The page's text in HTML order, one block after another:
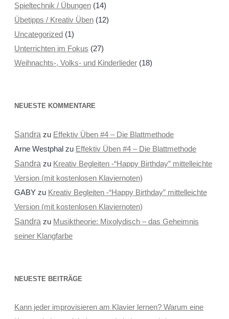
Spieltechnik / Übungen(14)
Übetipps / Kreativ Üben(12)
Uncategorized(1)
Unterrichten im Fokus (27)
Weihnachts-, Volks- und Kinderlieder(18)
NEUESTE KOMMENTARE
Sandra zu Effektiv Üben #4 – Die Blattmethode
Arne Westphalzu Effektiv Üben #4 – Die Blattmethode
Sandra zu Kreativ Begleiten -“Happy Birthday” mittelleichte
Version (mit kostenlosen Klaviernoten)
GABYzu Kreativ Begleiten -“Happy Birthday” mittelleichte
Version (mit kostenlosen Klaviernoten)
Sandra zu Musiktheorie: Mixolydisch – das Geheimnis
seiner Klangfarbe
NEUESTE BEITRÄGE
Kann jeder improvisieren am Klavier lernen? Warum eine